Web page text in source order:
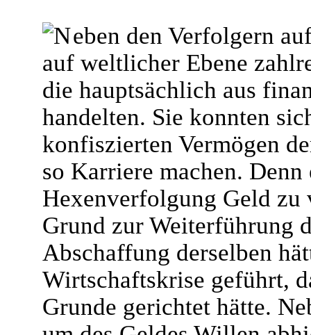
eben den Verfolgern
auf weltlicher Ebene
die hauptsächlich aus
handelten. Sie konnten
konfiszierten Vermögen
so Karriere machen.
Hexenverfolgung Geld zu
Grund zur Weiterführung
Abschaffung derselben
Wirtschaftskrise geführt,
Grunde gerichtet hätte.